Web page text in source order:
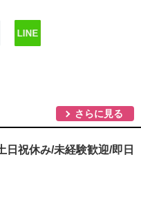
さらに見る
日祝休み/未経験歓迎/即日